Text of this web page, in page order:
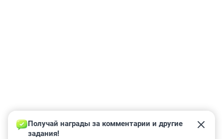
Получай награды за комментарии и другие
задания!